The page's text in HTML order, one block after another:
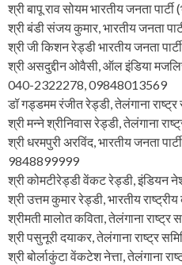
श्री बापू राव सोयम भारतीय जनता
श्री बंडी संजय कुमार, भारतीय जनता
श्री जी किशन रेड्डी भारतीय जनता
श्री असदुद्दीन ओवैसी, ऑल इंडिया
040-2322278, 09848013569
डॉ गड्डमम रंजीत रेड्डी, तेलंगाना
श्री मन्ने श्रीनिवास रेड्डी, तेलंगाना
श्री धरमपुरी अरविंद, भारतीय जनता
9848899999
श्री कोमटीरेड्डी वेंकट रेड्डी,
श्री उत्तम कुमार रेड्डी, भारतीय
श्रीमती मालोत कविता, तेलंगाना
श्री पसुनूरी दयाकर, तेलंगाना राष्ट्र
श्री बोर्लाकुंटा वेंकटेश नेत्ता, तेलंगाना